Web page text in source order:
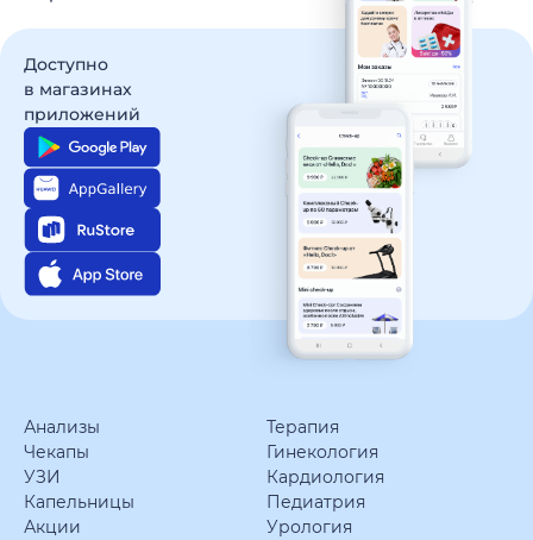
Доступно
в магазинах
приложений
Анализы
Терапия
Чекапы
Гинекология
УЗИ
Кардиология
Капельницы
Педиатрия
Акции
Урология